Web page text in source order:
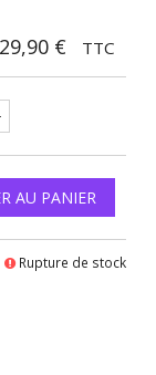
29,90 € TTC
AU PANIER
Rupture de stock